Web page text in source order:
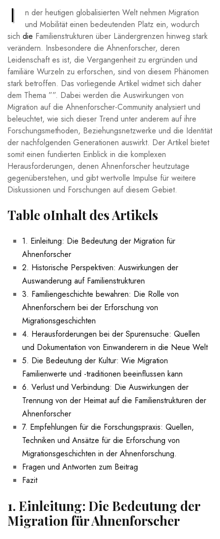
I
n ⁣der heutigen globalisierten Welt nehmen ⁣Migration
und Mobilität einen bedeutenden Platz ein, wodurch
sich die Familienstrukturen über Ländergrenzen hinweg stark
verändern. Insbesondere die Ahnenforscher, deren
Leidenschaft ⁢es ist,⁣ die Vergangenheit zu ergründen‍ und
familiäre Wurzeln⁢ zu ‌erforschen, sind von‌ diesem Phänomen
stark betroffen. Das ⁢vorliegende Artikel widmet sich daher
dem⁤ Thema ⁤””. Dabei werden ‌die ⁢Auswirkungen von
Migration auf die​ Ahnenforscher-Community analysiert und
beleuchtet, wie sich dieser ⁤Trend ⁤unter anderem ​auf ihre
Forschungsmethoden, Beziehungsnetzwerke und die Identität
der nachfolgenden ​Generationen auswirkt. Der Artikel bietet
somit einen fundierten Einblick in die komplexen
Herausforderungen, denen Ahnenforscher heutzutage
gegenüberstehen, und gibt ⁢wertvolle ⁤Impulse ⁢für weitere
Diskussionen⁤ und Forschungen auf ‍diesem Gebiet.
Table ⁢oInhalt des Artikels
1. ‌Einleitung: Die⁣ Bedeutung der Migration ‍für
Ahnenforscher
2.⁢ Historische​ Perspektiven: Auswirkungen der
⁤Auswanderung auf ⁢Familienstrukturen
3. ‍Familiengeschichte bewahren: Die Rolle von
Ahnenforschern ‌bei der‍ Erforschung von
Migrationsgeschichten
4. Herausforderungen bei ⁤der Spurensuche:⁤ Quellen
⁢und ‍Dokumentation von Einwanderern in die Neue Welt
5. Die Bedeutung der Kultur: ‍Wie Migration
Familienwerte und -traditionen ​beeinflussen kann
6. Verlust und Verbindung: Die Auswirkungen der⁢
Trennung von der Heimat auf ⁢die​ Familienstrukturen der
Ahnenforscher
7.‌ Empfehlungen für die Forschungspraxis: Quellen,⁢
Techniken und ⁣Ansätze für die Erforschung von
Migrationsgeschichten in der Ahnenforschung.
Fragen und⁢ Antworten ‌zum Beitrag
Fazit
1. Einleitung: Die Bedeutung der
Migration⁢ für ‌Ahnenforscher